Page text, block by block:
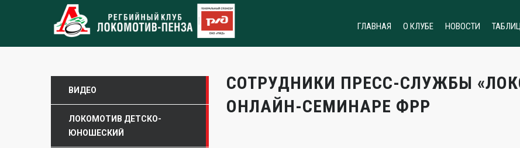
ГЛАВНАЯ О КЛУБЕ НОВОСТИ
СОТРУДНИКИ ПРЕСС-СЛУЖБЫ
ОНЛАЙН-СЕМИНАРЕ ФРР
ВИДЕО
ЛОКОМОТИВ ДЕТСКО-
ЮНОШЕСКИЙ